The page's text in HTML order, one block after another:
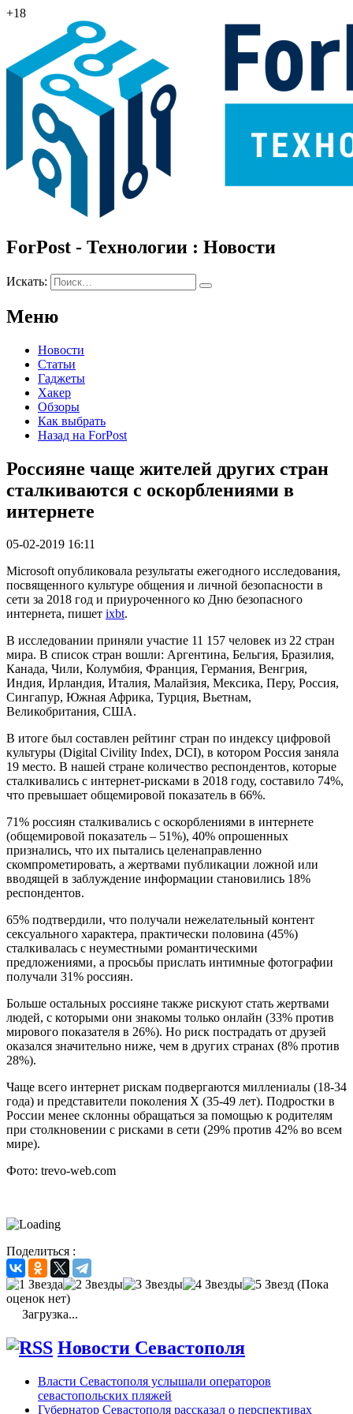
+18
ForPost - Технологии : Новости
Искать:
Меню
Новости
Статьи
Гаджеты
Хакер
Обзоры
Как выбрать
Назад на ForPost
Россияне чаще жителей других стран
сталкиваются с оскорблениями в
интернете
05-02-2019 16:11
Microsoft опубликовала результаты ежегодного исследования,
посвященного культуре общения и личной безопасности в
сети за 2018 год и приуроченного ко Дню безопасного
интернета, пишет ixbt.
В исследовании приняли участие 11 157 человек из 22 стран
мира. В список стран вошли: Аргентина, Бельгия, Бразилия,
Канада, Чили, Колумбия, Франция, Германия, Венгрия,
Индия, Ирландия, Италия, Малайзия, Мексика, Перу, Россия,
Сингапур, Южная Африка, Турция, Вьетнам,
Великобритания, США.
В итоге был составлен рейтинг стран по индексу цифровой
культуры (Digital Civility Index, DCI), в котором Россия заняла
19 место. В нашей стране количество респондентов, которые
сталкивались с интернет-рисками в 2018 году, составило 74%,
что превышает общемировой показатель в 66%.
71% россиян сталкивались с оскорблениями в интернете
(общемировой показатель – 51%), 40% опрошенных
признались, что их пытались целенаправленно
скомпрометировать, а жертвами публикации ложной или
вводящей в заблуждение информации становились 18%
респондентов.
65% подтвердили, что получали нежелательный контент
сексуального характера, практически половина (45%)
сталкивалась с неуместными романтическими
предложениями, а просьбы прислать интимные фотографии
получали 31% россиян.
Больше остальных россияне также рискуют стать жертвами
людей, с которыми они знакомы только онлайн (33% против
мирового показателя в 26%). Но риск пострадать от друзей
оказался значительно ниже, чем в других странах (8% против
28%).
Чаще всего интернет рискам подвергаются миллениалы (18-34
года) и представители поколения X (35-49 лет). Подростки в
России менее склонны обращаться за помощью к родителям
при столкновении с рисками в сети (29% против 42% во всем
мире).
Фото: trevo-web.com
Поделиться :
(Пока
оценок нет)
Загрузка...
Новости Севастополя
Власти Севастополя услышали операторов
севастопольских пляжей
Губернатор Севастополя рассказал о перспективах